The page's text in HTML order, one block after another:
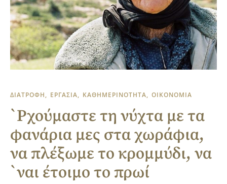
ΔΙΑΤΡΟΦΗ ΕΡΓΑΣΙΑ ΚΑΘΗΜΕΡΙΝΟΤΗΤΑ ΟΙΚΟΝΟΜΙΑ
`Ρχούμαστε τη νύχτα με τα
φανάρια μες στα χωράφια,
να πλέξωμε το κρομμύδι, να
`ναι έτοιμο το πρωί